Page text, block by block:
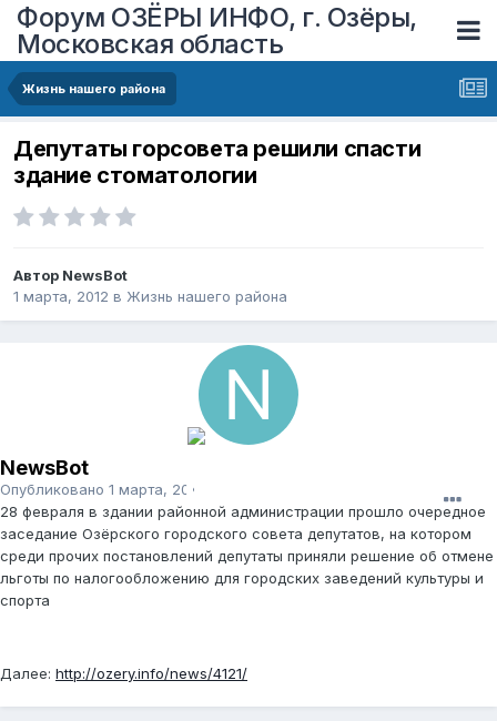
Форум ОЗЁРЫ ИНФО, г. Озёры,
Московская область
Жизнь нашего района
Депутаты горсовета решили спасти
здание стоматологии
Автор NewsBot
1 марта, 2012 в Жизнь нашего района
NewsBot
Опубликовано 1 марта, 2012
28 февраля в здании районной администрации прошло очередное
заседание Озёрского городского совета депутатов, на котором
среди прочих постановлений депутаты приняли решение об отмене
льготы по налогообложению для городских заведений культуры и
спорта
Далее: http://ozery.info/news/4121/